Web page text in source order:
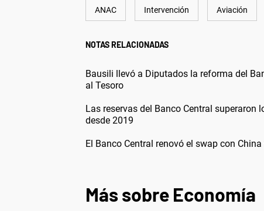
ANAC Intervención Aviación
NOTAS RELACIONADAS
Bausili llevó a Diputados la reforma del
al Tesoro
Las reservas del Banco Central
desde 2019
El Banco Central renovó el swap con
Más sobre Economía